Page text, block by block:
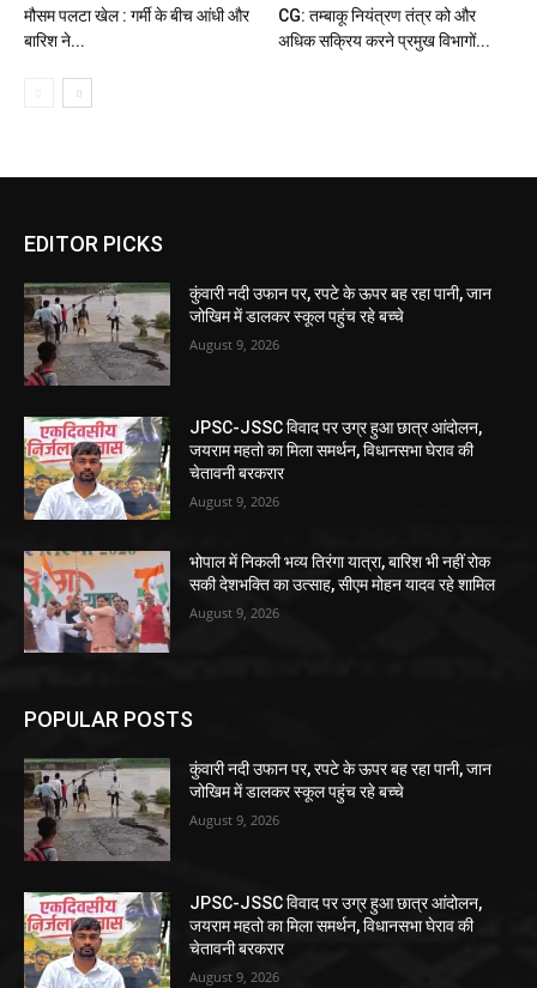
मौसम पलटा खेल : गर्मी के बीच आंधी और
बारिश ने...
CG: तम्बाकू नियंत्रण तंत्र को और
अधिक सक्रिय करने प्रमुख विभागों...
EDITOR PICKS
कुंवारी नदी उफान पर, रपटे के ऊपर बह रहा पानी, जान
जोखिम में डालकर स्कूल पहुंच रहे बच्चे
August 9, 2026
JPSC-JSSC विवाद पर उग्र हुआ छात्र आंदोलन,
जयराम महतो का मिला समर्थन, विधानसभा घेराव की
चेतावनी बरकरार
August 9, 2026
भोपाल में निकली भव्य तिरंगा यात्रा, बारिश भी नहीं रोक
सकी देशभक्ति का उत्साह, सीएम मोहन यादव रहे शामिल
August 9, 2026
POPULAR POSTS
कुंवारी नदी उफान पर, रपटे के ऊपर बह रहा पानी, जान
जोखिम में डालकर स्कूल पहुंच रहे बच्चे
August 9, 2026
JPSC-JSSC विवाद पर उग्र हुआ छात्र आंदोलन,
जयराम महतो का मिला समर्थन, विधानसभा घेराव की
चेतावनी बरकरार
August 9, 2026